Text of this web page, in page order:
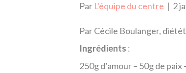
Par L'équipe du centre | 2
Par Cécile Boulanger,
Ingrédients :
250g d’amour – 50g de